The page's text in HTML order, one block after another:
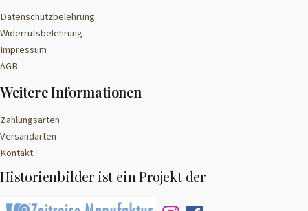
Datenschutzbelehrung
Widerrufsbelehrung
Impressum
AGB
Weitere Informationen
Zahlungsarten
Versandarten
Kontakt
Historienbilder ist ein Projekt der